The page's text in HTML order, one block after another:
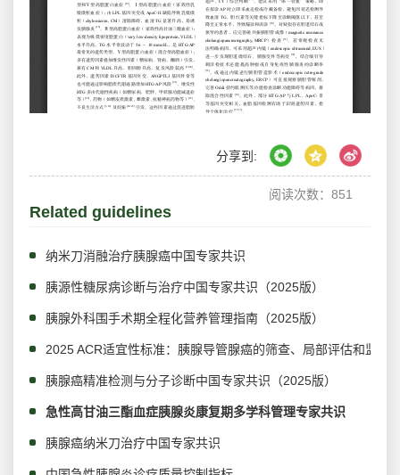
分享到:
阅读次数： 851
Related guidelines
纳米刀消融治疗胰腺癌中国专家共识
胰源性糖尿病诊断与治疗中国专家共识（2025版）
胰腺外科围手术期全程化营养管理指南（2025版）
2025 ACR适宜性标准：胰腺导管腺癌的筛查、局部评估和监测
胰腺癌精准检测与分子诊断中国专家共识（2025版）
急性高甘油三酯血症胰腺炎康复期多学科管理专家共识
胰腺癌纳米刀治疗中国专家共识